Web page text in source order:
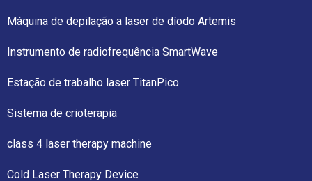
Máquina de depilação a laser de díodo Artemis
Instrumento de radiofrequência SmartWave
Estação de trabalho laser TitanPico
Sistema de crioterapia
class 4 laser therapy machine
Cold Laser Therapy Device